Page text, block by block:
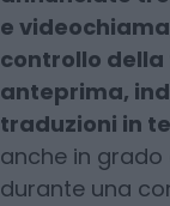
e
controllo
anteprima,
traduzioni in
anche in
durante una